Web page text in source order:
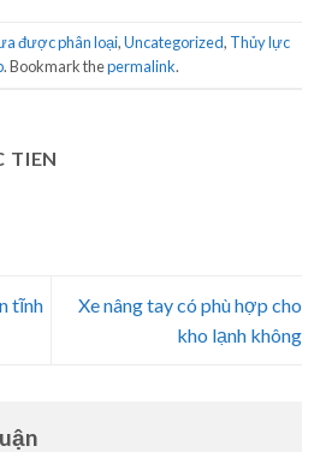
được phân loại,Uncategorized, Thủy lực
. Bookmark thepermalink.
TIEN
tĩnh
Xe nâng tay có phù hợp cho
kho lạnh không